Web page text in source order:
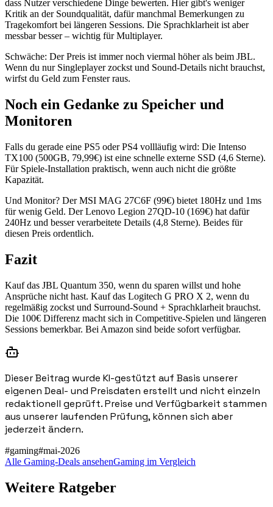
dass Nutzer verschiedene Dinge bewerten. Hier gibt's weniger
Kritik an der Soundqualität, dafür manchmal Bemerkungen zu
Tragekomfort bei längeren Sessions. Die Sprachklarheit ist aber
messbar besser – wichtig für Multiplayer.
Schwäche: Der Preis ist immer noch viermal höher als beim JBL.
Wenn du nur Singleplayer zockst und Sound-Details nicht brauchst,
wirfst du Geld zum Fenster raus.
Noch ein Gedanke zu Speicher und
Monitoren
Falls du gerade eine PS5 oder PS4 vollläufig wird: Die Intenso
TX100 (500GB, 79,99€) ist eine schnelle externe SSD (4,6 Sterne).
Für Spiele-Installation praktisch, wenn auch nicht die größte
Kapazität.
Und Monitor? Der MSI MAG 27C6F (99€) bietet 180Hz und 1ms
für wenig Geld. Der Lenovo Legion 27QD-10 (169€) hat dafür
240Hz und besser verarbeitete Details (4,8 Sterne). Beides für
diesen Preis ordentlich.
Fazit
Kauf das JBL Quantum 350, wenn du sparen willst und hohe
Ansprüche nicht hast. Kauf das Logitech G PRO X 2, wenn du
regelmäßig zockst und Surround-Sound + Sprachklarheit brauchst.
Die 100€ Differenz macht sich in Competitive-Spielen und längeren
Sessions bemerkbar. Bei Amazon sind beide sofort verfügbar.
Dieser Beitrag wurde KI-gestützt auf Basis unserer
eigenen Deal- und Preisdaten erstellt und nicht einzeln
redaktionell geprüft. Preise und Verfügbarkeit stammen
aus unserer laufenden Prüfung, können sich aber
jederzeit ändern.
#gaming#mai-2026
Alle Gaming-Deals ansehenGaming im Vergleich
Weitere Ratgeber